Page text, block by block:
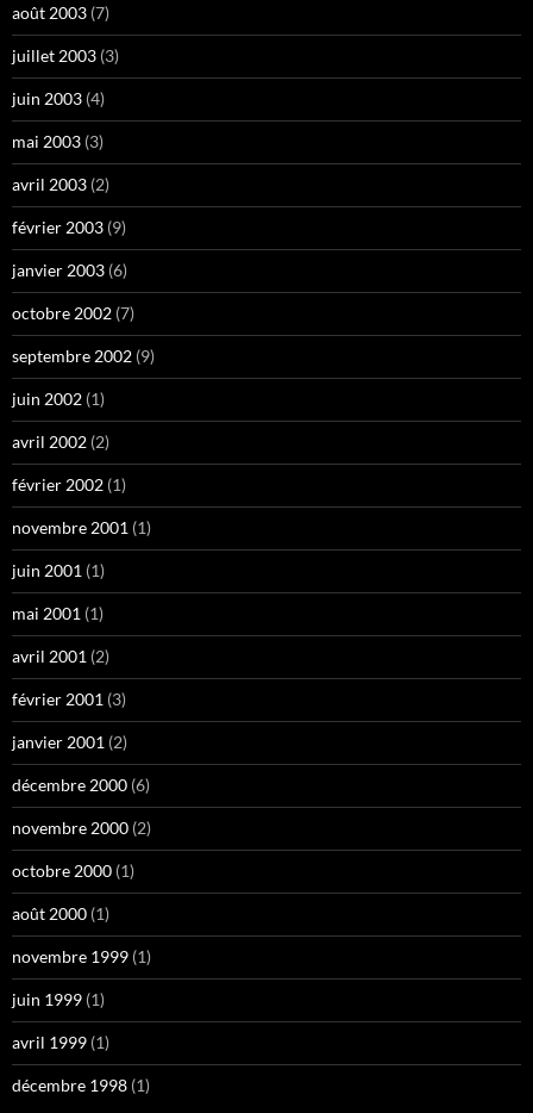
août 2003 (7)
juillet 2003 (3)
juin 2003 (4)
mai 2003 (3)
avril 2003 (2)
février 2003 (9)
janvier 2003 (6)
octobre 2002 (7)
septembre 2002 (9)
juin 2002 (1)
avril 2002 (2)
février 2002 (1)
novembre 2001 (1)
juin 2001 (1)
mai 2001 (1)
avril 2001 (2)
février 2001 (3)
janvier 2001 (2)
décembre 2000 (6)
novembre 2000 (2)
octobre 2000 (1)
août 2000 (1)
novembre 1999 (1)
juin 1999 (1)
avril 1999 (1)
décembre 1998 (1)